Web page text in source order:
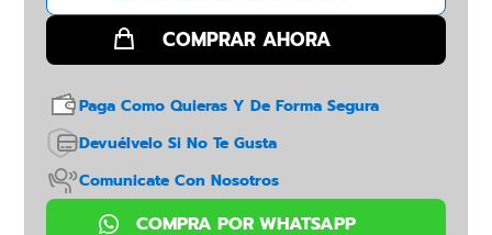
Paga Como Quieras Y De Forma Segura
Devuélvelo Si No Te Gusta
Comunicate Con Nosotros